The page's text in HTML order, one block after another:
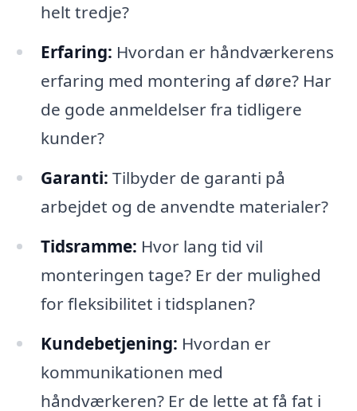
helt tredje?
Erfaring: Hvordan er håndværkerens
erfaring med montering af døre? Har
de gode anmeldelser fra tidligere
kunder?
Garanti: Tilbyder de garanti på
arbejdet og de anvendte materialer?
Tidsramme: Hvor lang tid vil
monteringen tage? Er der mulighed
for fleksibilitet i tidsplanen?
Kundebetjening: Hvordan er
kommunikationen med
håndværkeren? Er de lette at få fat i